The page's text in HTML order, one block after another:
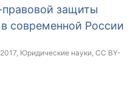
защиты
современной России
, Юридические науки, CC BY-